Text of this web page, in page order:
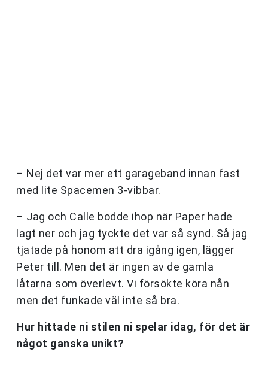
– Nej det var mer ett garageband innan fast
med lite Spacemen 3-vibbar.
– Jag och Calle bodde ihop när Paper hade
lagt ner och jag tyckte det var så synd. Så jag
tjatade på honom att dra igång igen, lägger
Peter till. Men det är ingen av de gamla
låtarna som överlevt. Vi försökte köra nån
men det funkade väl inte så bra.
Hur hittade ni stilen ni spelar idag, för det är
något ganska unikt?